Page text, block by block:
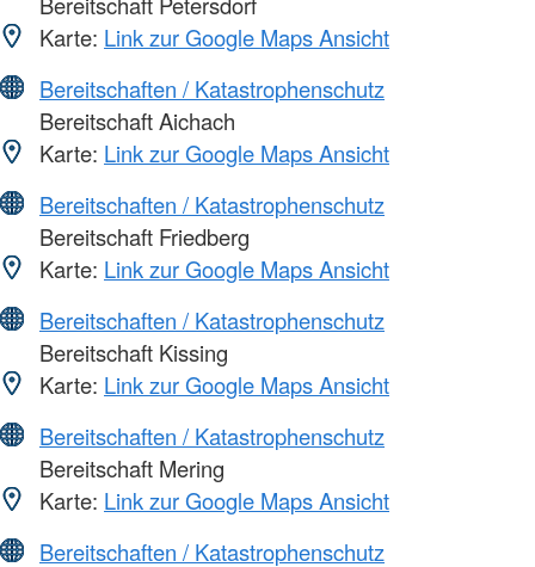
Karte: Link zur Google Maps Ansicht
Bereitschaften / Katastrophenschutz
Bereitschaft Aichach
Karte: Link zur Google Maps Ansicht
Bereitschaften / Katastrophenschutz
Bereitschaft Friedberg
Karte: Link zur Google Maps Ansicht
Bereitschaften / Katastrophenschutz
Bereitschaft Kissing
Karte: Link zur Google Maps Ansicht
Bereitschaften / Katastrophenschutz
Bereitschaft Mering
Karte: Link zur Google Maps Ansicht
Bereitschaften / Katastrophenschutz